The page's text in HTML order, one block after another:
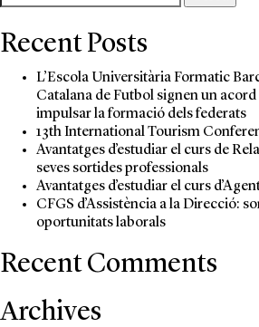
Recent Posts
L’Escola Universitària Formatic
Catalana de Futbol signen un
impulsar la formació dels federats
13th International Tourism
Avantatges d’estudiar el curs de
seves sortides professionals
Avantatges d’estudiar el curs
CFGS d’Assistència a la Direcció:
oportunitats laborals
Recent Comments
Archives